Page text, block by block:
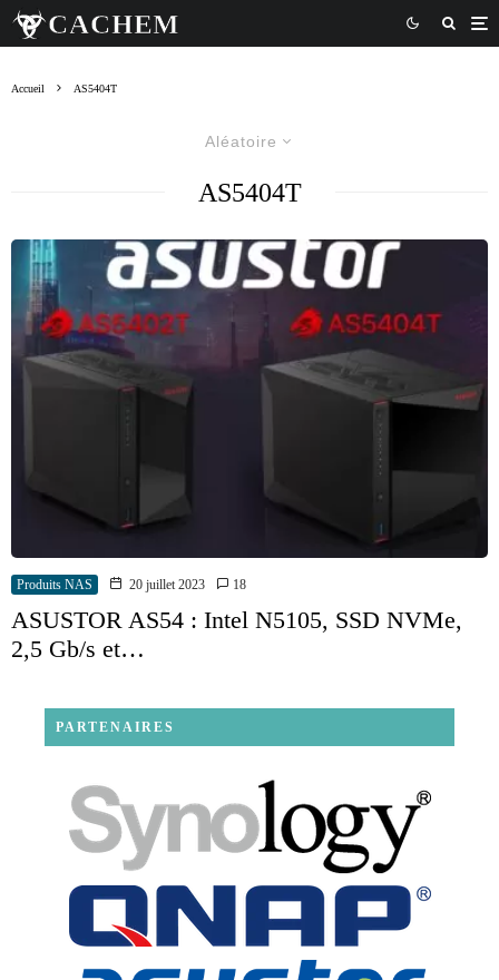
Accueil AS5404T
Aléatoire
AS5404T
Produits NAS 20 juillet 2023 18
ASUSTOR AS54 : Intel N5105, SSD NVMe,
2,5 Gb/s et…
PARTENAIRES